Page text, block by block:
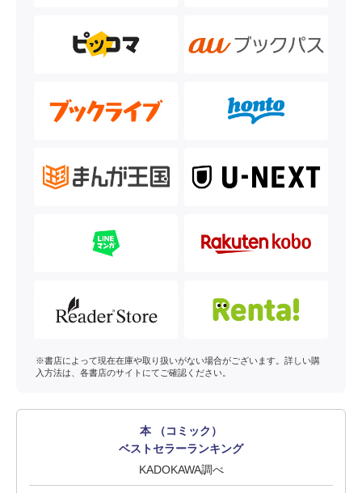
※書店によって現在在庫や取り扱いがない場合がございます。詳しい購
入方法は、各書店のサイトにてご確認ください。
本 （コミック）
ベストセラーランキング
KADOKAWA調べ